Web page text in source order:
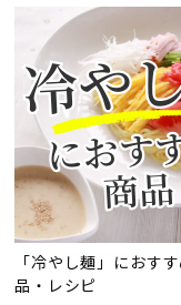
「冷やし麺」におす
品・レシピ